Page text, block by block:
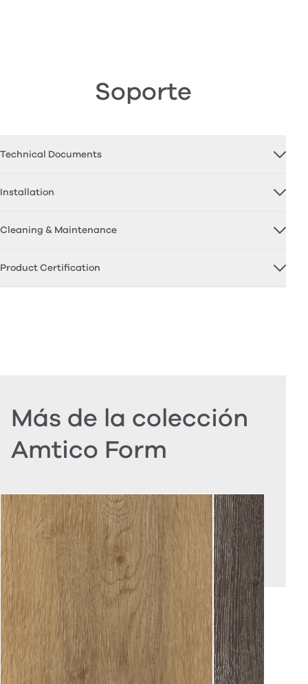
Soporte
Technical Documents
Installation
Cleaning & Maintenance
Product Certification
Más de la colección
Amtico Form